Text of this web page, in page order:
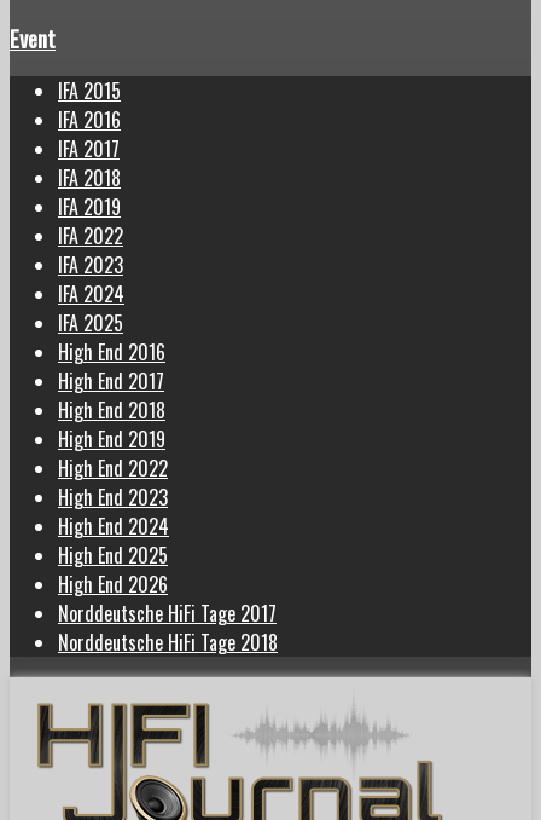
Event
IFA 2015
IFA 2016
IFA 2017
IFA 2018
IFA 2019
IFA 2022
IFA 2023
IFA 2024
IFA 2025
High End 2016
High End 2017
High End 2018
High End 2019
High End 2022
High End 2023
High End 2024
High End 2025
High End 2026
Norddeutsche HiFi Tage 2017
Norddeutsche HiFi Tage 2018